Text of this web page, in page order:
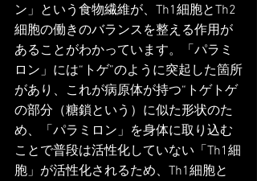
ン」という食物繊維が、Th1細胞とTh2
細胞の働きのバランスを整える作用が
あることがわかっています。「パラミ
ロン」には“トゲ”のように突起した箇所
があり、これが病原体が持つ“トゲトゲ
の部分（糖鎖という）に似た形状のた
め、「パラミロン」を身体に取り込む
ことで普段は活性化していない「Th1細
胞」が活性化されるため、Th1細胞と